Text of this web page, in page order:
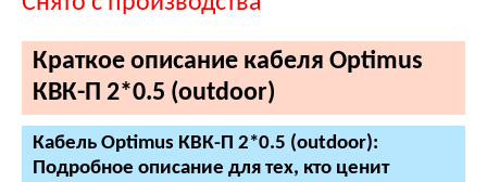
Краткое описание кабеля Optimus
КВК-П 2*0.5 (outdoor)
Кабель Optimus КВК-П 2*0.5 (outdoor):
Подробное описание для тех, кто ценит